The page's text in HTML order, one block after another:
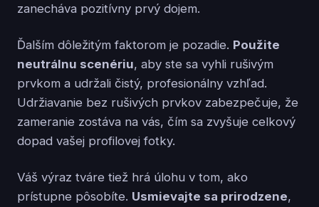
zanecháva pozitívny prvý dojem.
Ďalším dôležitým faktorom je pozadie. Použite
neutrálnu scenériu, aby ste sa vyhli rušivým
prvkom a udržali čistý, profesionálny vzhľad.
Udržiavanie bez rušivých prvkov zabezpečuje, že
zameranie zostáva na vás, čím sa zvyšuje celkový
dopad vašej profilovej fotky.
Váš výraz tváre tiež hrá úlohu v tom, ako
prístupne pôsobíte. Usmievajte sa prirodzene,